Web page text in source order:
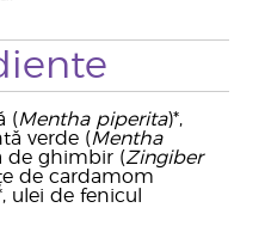
(Mentha piperita)*,
verde (Mentha
de ghimbir (Zingiber
de cardamom
ulei de fenicul